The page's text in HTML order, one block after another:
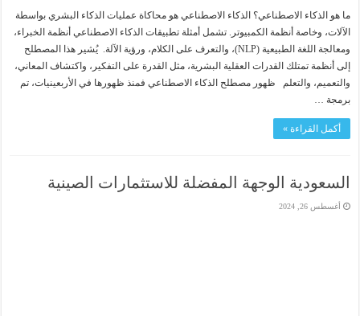
ما هو الذكاء الاصطناعي؟ الذكاء الاصطناعي هو محاكاة عمليات الذكاء البشري بواسطة
الآلات، وخاصة أنظمة الكمبيوتر. تشمل أمثلة تطبيقات الذكاء الاصطناعي أنظمة الخبراء،
ومعالجة اللغة الطبيعية (NLP)، والتعرف على الكلام، ورؤية الآلة. يُشير هذا المصطلح
إلى أنظمة تمتلك القدرات العقلية البشرية، مثل القدرة على التفكير، واكتشاف المعاني،
والتعميم، والتعلم ظهور مصطلح الذكاء الاصطناعي فمنذ ظهورها في الأربعينيات، تم
برمجة …
أكمل القراءة »
السعودية الوجهة المفضلة للاستثمارات الصينية
أغسطس 26, 2024